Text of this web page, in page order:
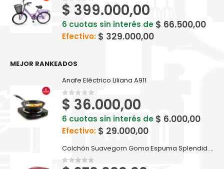
0out of 5
$ 399.000,00
6 cuotas sin interés de $ 66.500,00
Efectivo: $ 329.000,00
MEJOR RANKEADOS
Anafe Eléctrico Liliana A911
0out of 5
$ 36.000,00
6 cuotas sin interés de $ 6.000,00
Efectivo: $ 29.000,00
Colchón Suavegom Goma Espuma Splendid - 190 cm x 80 cm Bordó